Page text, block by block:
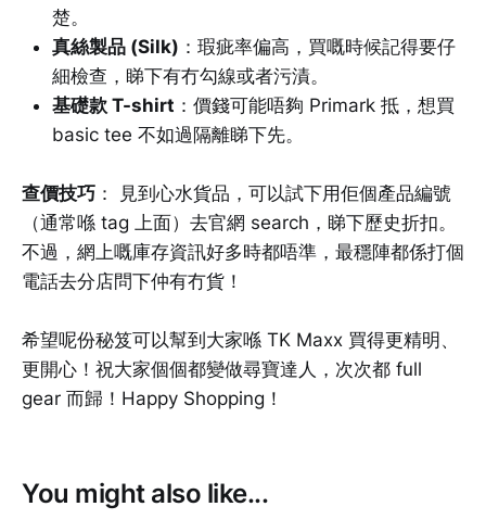
楚。
真絲製品 (Silk) ：瑕疵率偏高，買嘅時候記得要仔
細檢查，睇下有冇勾線或者污漬。
基礎款 T-shirt ：價錢可能唔夠 Primark 抵，想買
basic tee 不如過隔離睇下先。
查價技巧 ： 見到心水貨品，可以試下用佢個產品編號
（通常喺 tag 上面）去官網 search，睇下歷史折扣。
不過，網上嘅庫存資訊好多時都唔準，最穩陣都係打個
電話去分店問下仲有冇貨！
希望呢份秘笈可以幫到大家喺 TK Maxx 買得更精明、
更開心！祝大家個個都變做尋寶達人，次次都 full
gear 而歸！Happy Shopping！
You might also like...